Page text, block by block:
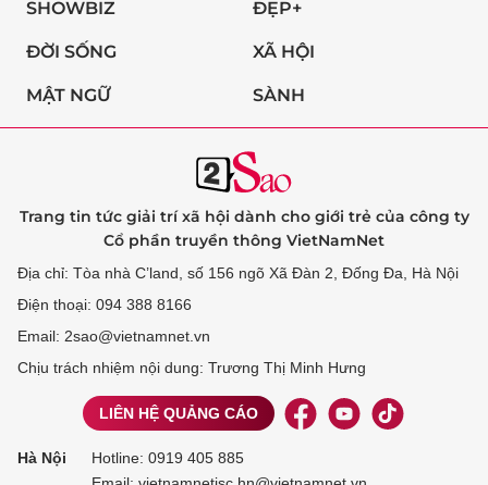
SHOWBIZ ĐẸP+
ĐỜI SỐNG XÃ HỘI
MẬT NGỮ SÀNH
Trang tin tức giải trí xã hội dành cho giới trẻ của công ty
Cổ phần truyền thông VietNamNet
Địa chỉ: Tòa nhà C’land, số 156 ngõ Xã Đàn 2, Đống Đa, Hà Nội
Điện thoại: 094 388 8166
Email: 2sao@vietnamnet.vn
Chịu trách nhiệm nội dung: Trương Thị Minh Hưng
LIÊN HỆ QUẢNG CÁO
Hà Nội Hotline: 0919 405 885